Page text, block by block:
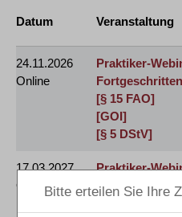
Datum Veranstaltung
24.11.2026
Online
Praktiker-
[§ 15 FAO]
[GOI]
[§ 5 DStV]
17.03.2027
Online
Praktiker-
Fortgeschrittene